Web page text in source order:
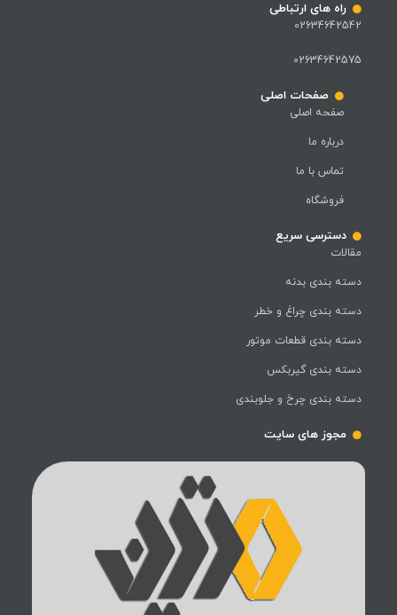
راه های ارتباطی
02634642542
02634642575
صفحات اصلی
صفحه اصلی
درباره ما
تماس با ما
فروشگاه
دسترسی سریع
مقالات
دسته بندی بدنه
دسته بندی چراغ و خطر
دسته بندی قطعات موتور
دسته بندی گیربکس
دسته بندی چرخ و جلوبندی
مجوز های سایت